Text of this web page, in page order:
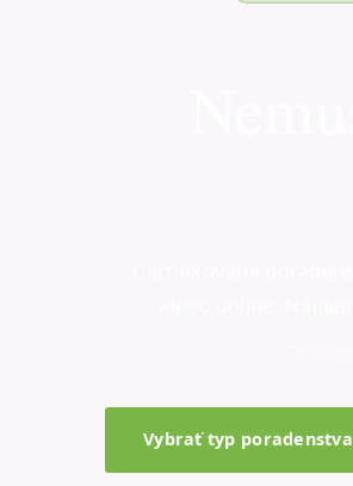
Vybrať typ poradenstva